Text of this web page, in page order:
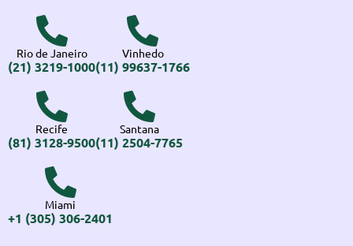
Rio de Janeiro
(21) 3219-1000
Vinhedo
(11) 99637-1766
Recife
(81) 3128-9500
Santana
(11) 2504-7765
Miami
+1 (305) 306-2401